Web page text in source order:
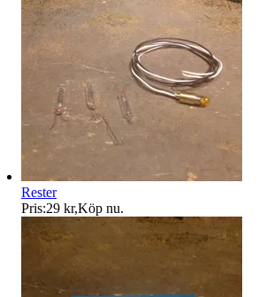
Rester
Pris:29 kr,Köp nu.